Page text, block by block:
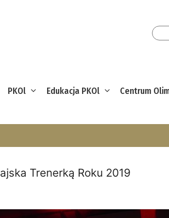
PKOl Edukacja PKOl Centrum
Trenerką Roku 2019